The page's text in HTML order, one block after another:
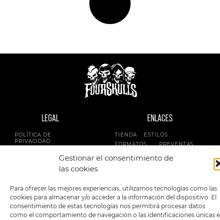
Gestionar el consentimiento de
las cookies
Para ofrecer las mejores experiencias, utilizamos tecnologías como las
cookies para almacenar y/o acceder a la información del dispositivo. El
consentimiento de estas tecnologías nos permitirá procesar datos
como el comportamiento de navegación o las identificaciones únicas
LEGAL
POLÍTICA DE
PRIVACIDAD
ENLACES
TIENDA
ESTILOS
FORMATOS
PREVENTAS
SIGUENOS EN: METODOS DE PAGO: